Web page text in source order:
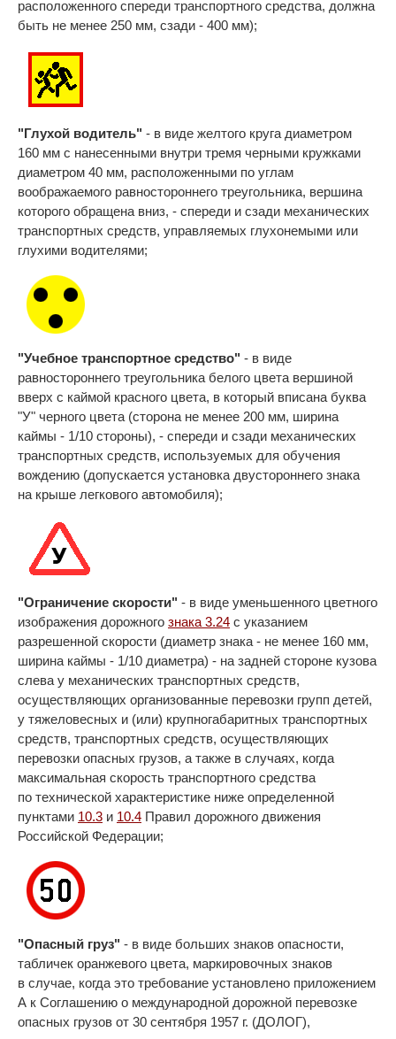
расположенного спереди транспортного средства, должна
быть не менее 250 мм, сзади - 400 мм);
"Глухой водитель" - в виде желтого круга диаметром
160 мм с нанесенными внутри тремя черными кружками
диаметром 40 мм, расположенными по углам
воображаемого равностороннего треугольника, вершина
которого обращена вниз, - спереди и сзади механических
транспортных средств, управляемых глухонемыми или
глухими водителями;
"Учебное транспортное средство" - в виде
равностороннего треугольника белого цвета вершиной
вверх с каймой красного цвета, в который вписана буква
"У" черного цвета (сторона не менее 200 мм, ширина
каймы - 1/10 стороны), - спереди и сзади механических
транспортных средств, используемых для обучения
вождению (допускается установка двустороннего знака
на крыше легкового автомобиля);
"Ограничение скорости" - в виде уменьшенного цветного
изображения дорожного знака 3.24 с указанием
разрешенной скорости (диаметр знака - не менее 160 мм,
ширина каймы - 1/10 диаметра) - на задней стороне кузова
слева у механических транспортных средств,
осуществляющих организованные перевозки групп детей,
у тяжеловесных и (или) крупногабаритных транспортных
средств, транспортных средств, осуществляющих
перевозки опасных грузов, а также в случаях, когда
максимальная скорость транспортного средства
по технической характеристике ниже определенной
пунктами 10.3 и 10.4 Правил дорожного движения
Российской Федерации;
"Опасный груз" - в виде больших знаков опасности,
табличек оранжевого цвета, маркировочных знаков
в случае, когда это требование установлено приложением
А к Соглашению о международной дорожной перевозке
опасных грузов от 30 сентября 1957 г. (ДОЛОГ),